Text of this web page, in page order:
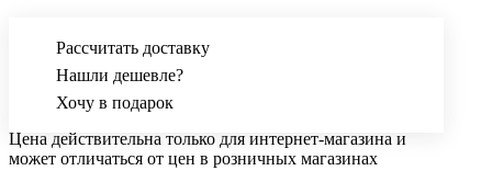
Рассчитать доставку
Нашли дешевле?
Хочу в подарок
Цена действительна только для интернет-магазина и
может отличаться от цен в розничных магазинах